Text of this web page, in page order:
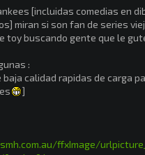
[incluidas comedias en
miran si son fan de series
toy buscando gente que le
:
baja calidad rapidas de carga
]
ffxImage/